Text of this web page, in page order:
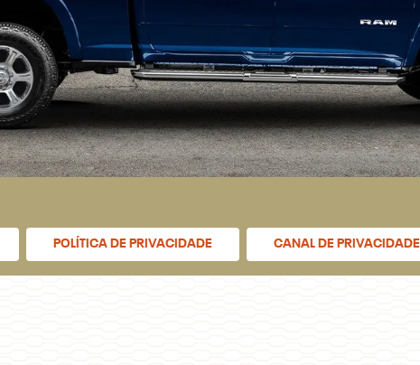
POLÍTICA DE PRIVACIDADE CANAL DE PRIVACIDADE